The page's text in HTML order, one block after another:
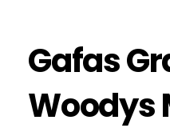
Gafas
Woodys